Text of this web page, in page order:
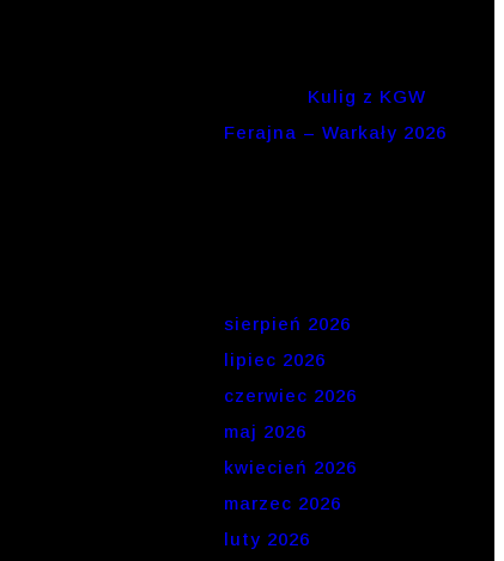
Kulig z KGW
Ferajna – Warkały 2026
sierpień 2026
lipiec 2026
czerwiec 2026
maj 2026
kwiecień 2026
marzec 2026
luty 2026